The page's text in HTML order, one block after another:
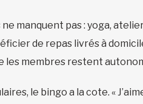
manquent pas : yoga,
de repas livrés à
les membres restent
le bingo a la cote. «